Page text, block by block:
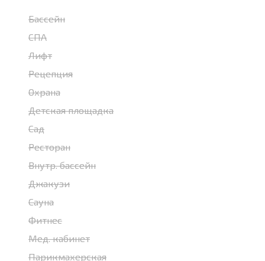
Бассейн
СПА
Лифт
Рецепция
Охрана
Детская площадка
Сад
Ресторан
Внутр. бассейн
Джакузи
Сауна
Фитнес
Мед. кабинет
Парикмахерская